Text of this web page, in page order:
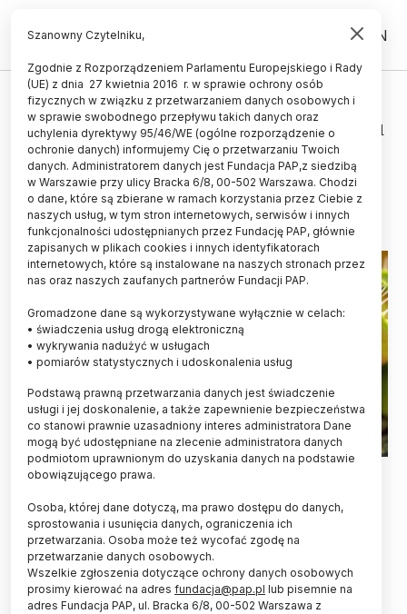
PL EN
ŻYCIE
Znieczulenie hamuje fotosyntezę u
roślin
24.01.2024
aktualizacja: 24.01.2024
2 minuty czytania
Fot. Adobe Stock
Naukowcy i studenci SGGW jako pierwsi na
świecie udowodnili, że pod wpływem środków
znieczulających u roślin zostaje zahamowana
fotosynteza. Anestetyki obniżają wydajność
fotosyntetyczną nawet o 65 procent.
Szanowny Czytelniku,
Zgodnie z Rozporządzeniem Parlamentu Europejskiego i Rady
(UE) z dnia 27 kwietnia 2016 r. w sprawie ochrony osób
fizycznych w związku z przetwarzaniem danych osobowych i
w sprawie swobodnego przepływu takich danych oraz
uchylenia dyrektywy 95/46/WE (ogólne rozporządzenie o
ochronie danych) informujemy Cię o przetwarzaniu Twoich
danych. Administratorem danych jest Fundacja PAP,z siedzibą
w Warszawie przy ulicy Bracka 6/8, 00-502 Warszawa. Chodzi
o dane, które są zbierane w ramach korzystania przez Ciebie z
naszych usług, w tym stron internetowych, serwisów i innych
funkcjonalności udostępnianych przez Fundację PAP, głównie
zapisanych w plikach cookies i innych identyfikatorach
internetowych, które są instalowane na naszych stronach przez
nas oraz naszych zaufanych partnerów Fundacji PAP.
Gromadzone dane są wykorzystywane wyłącznie w celach:
• świadczenia usług drogą elektroniczną
• wykrywania nadużyć w usługach
• pomiarów statystycznych i udoskonalenia usług
Podstawą prawną przetwarzania danych jest świadczenie
usługi i jej doskonalenie, a także zapewnienie bezpieczeństwa
co stanowi prawnie uzasadniony interes administratora Dane
mogą być udostępniane na zlecenie administratora danych
podmiotom uprawnionym do uzyskania danych na podstawie
obowiązującego prawa.
Osoba, której dane dotyczą, ma prawo dostępu do danych,
sprostowania i usunięcia danych, ograniczenia ich
przetwarzania. Osoba może też wycofać zgodę na
przetwarzanie danych osobowych.
Wszelkie zgłoszenia dotyczące ochrony danych osobowych
prosimy kierować na adres fundacja@pap.pl lub pisemnie na
adres Fundacja PAP, ul. Bracka 6/8, 00-502 Warszawa z